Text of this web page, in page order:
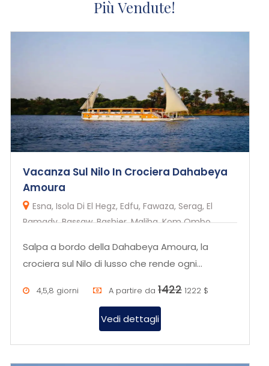
Più Vendute!
Vacanza Sul Nilo In Crociera Dahabeya
Amoura
Esna, Isola Di El Hegz, Edfu, Fawaza, Serag, El
Ramady, Bassaw, Bashier, Maliha, Kom Ombo,
Salpa a bordo della Dahabeya Amoura, la
crociera sul Nilo di lusso che rende ogni
4,5,8 giorni A partire da 1422 1222 $
Vedi dettagli